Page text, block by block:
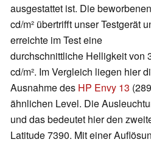
ausgestattet ist. Die
cd/m² übertrifft unser Testgerät
erreichte im Test eine
durchschnittliche Helligkeit von
cd/m². Im Vergleich liegen hier
Ausnahme des HP Envy 13
ähnlichen Level. Die
und das bedeutet hier den
Latitude 7390. Mit einer